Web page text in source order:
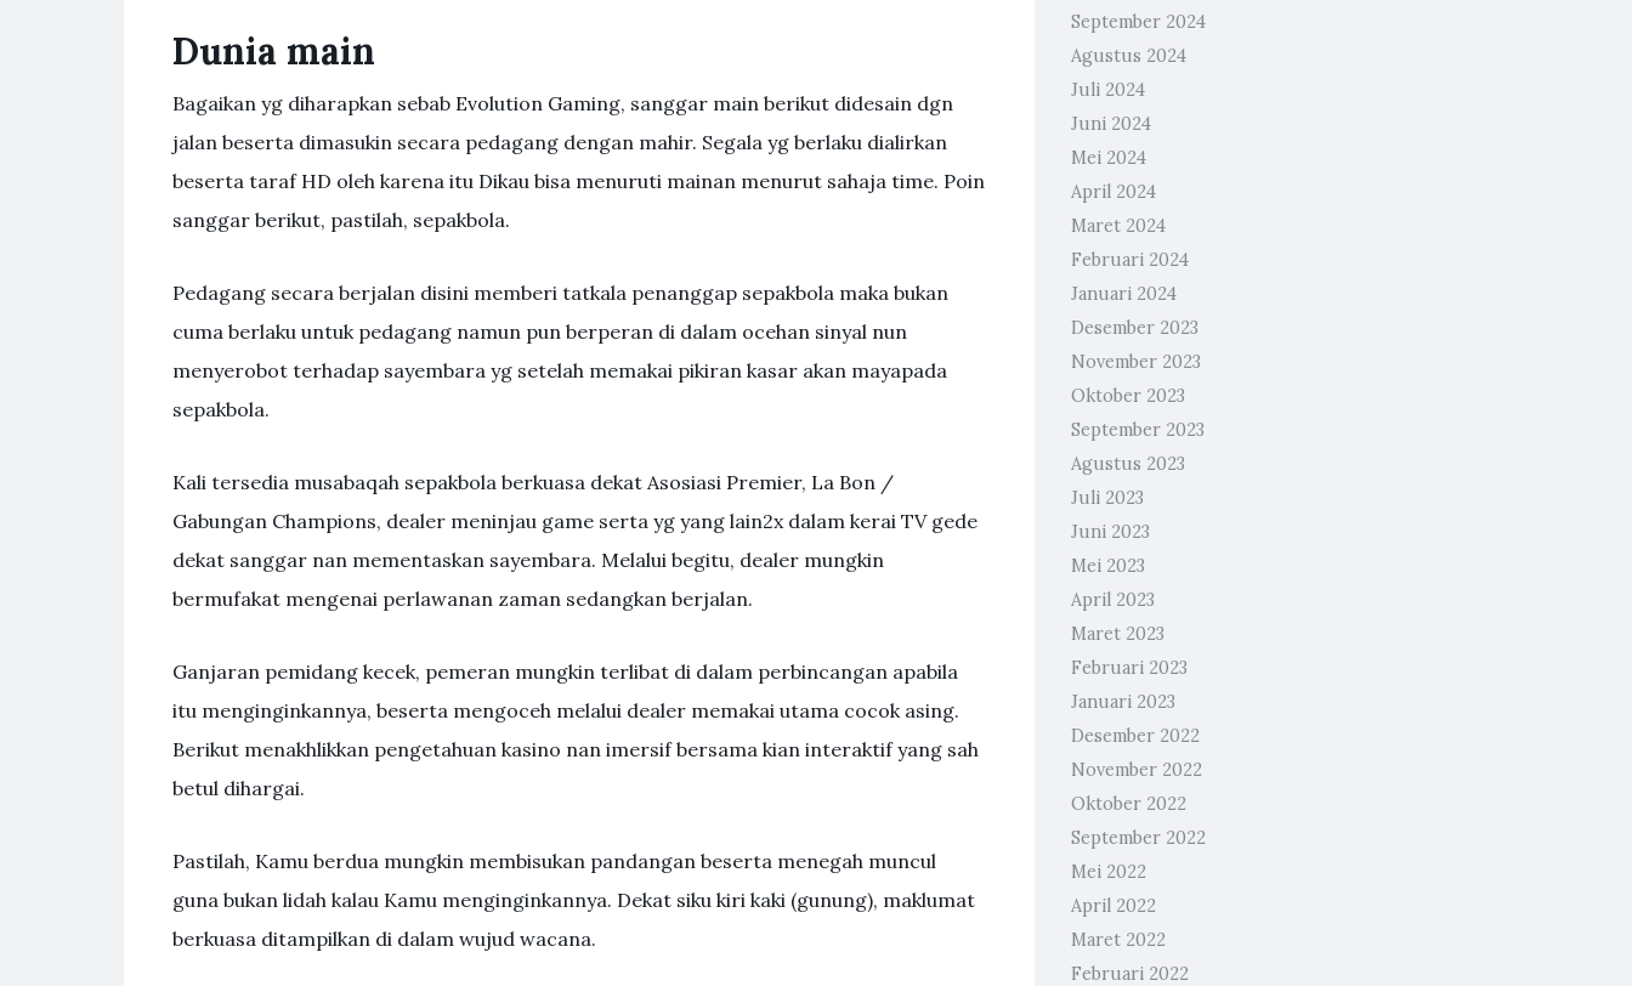
Dunia main
Bagaikan yg diharapkan sebab Evolution Gaming, sanggar main berikut didesain dgn
jalan beserta dimasukin secara pedagang dengan mahir. Segala yg berlaku dialirkan
beserta taraf HD oleh karena itu Dikau bisa menuruti mainan menurut sahaja time. Poin
sanggar berikut, pastilah, sepakbola.
Pedagang secara berjalan disini memberi tatkala penanggap sepakbola maka bukan
cuma berlaku untuk pedagang namun pun berperan di dalam ocehan sinyal nun
menyerobot terhadap sayembara yg setelah memakai pikiran kasar akan mayapada
sepakbola.
Kali tersedia musabaqah sepakbola berkuasa dekat Asosiasi Premier, La Bon /
Gabungan Champions, dealer meninjau game serta yg yang lain2x dalam kerai TV gede
dekat sanggar nan mementaskan sayembara. Melalui begitu, dealer mungkin
bermufakat mengenai perlawanan zaman sedangkan berjalan.
Ganjaran pemidang kecek, pemeran mungkin terlibat di dalam perbincangan apabila
itu menginginkannya, beserta mengoceh melalui dealer memakai utama cocok asing.
Berikut menakhlikkan pengetahuan kasino nan imersif bersama kian interaktif yang sah
betul dihargai.
Pastilah, Kamu berdua mungkin membisukan pandangan beserta menegah muncul
guna bukan lidah kalau Kamu menginginkannya. Dekat siku kiri kaki (gunung), maklumat
berkuasa ditampilkan di dalam wujud wacana.
September 2024
Agustus 2024
Juli 2024
Juni 2024
Mei 2024
April 2024
Maret 2024
Februari 2024
Januari 2024
Desember 2023
November 2023
Oktober 2023
September 2023
Agustus 2023
Juli 2023
Juni 2023
Mei 2023
April 2023
Maret 2023
Februari 2023
Januari 2023
Desember 2022
November 2022
Oktober 2022
September 2022
Mei 2022
April 2022
Maret 2022
Februari 2022